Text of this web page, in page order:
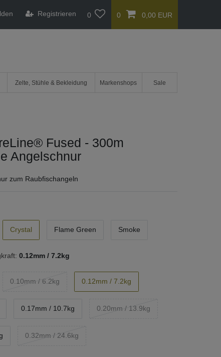
Registrieren 0 0 0,00 EUR
Zelte, Stühle & Bekleidung Markenshops Sale
Fused - 300m
Angelschnur
zum Raubfischangeln
Crystal Flame Green Smoke
0.12mm / 7.2kg
0.10mm / 6.2kg 0.12mm / 7.2kg
0.17mm / 10.7kg 0.20mm / 13.9kg
0.32mm / 24.6kg